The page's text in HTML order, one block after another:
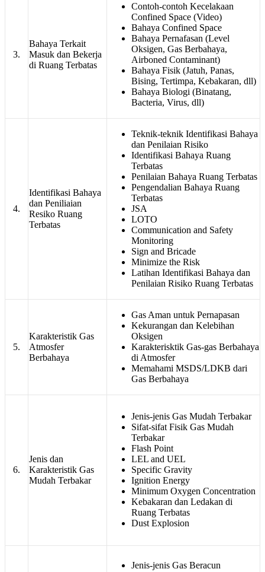
3.
Bahaya Terkait
Masuk dan Bekerja
di Ruang Terbatas
Contoh-contoh Kecelakaan
Confined Space (Video)
Bahaya Confined Space
Bahaya Pernafasan (Level
Oksigen, Gas Berbahaya,
Airboned Contaminant)
Bahaya Fisik (Jatuh, Panas,
Bising, Tertimpa, Kebakaran, dll)
Bahaya Biologi (Binatang,
Bacteria, Virus, dll)
4.
Identifikasi Bahaya
dan Peniliaian
Resiko Ruang
Terbatas
Teknik-teknik Identifikasi Bahaya
dan Penilaian Risiko
Identifikasi Bahaya Ruang
Terbatas
Penilaian Bahaya Ruang Terbatas
Pengendalian Bahaya Ruang
Terbatas
JSA
LOTO
Communication and Safety
Monitoring
Sign and Bricade
Minimize the Risk
Latihan Identifikasi Bahaya dan
Penilaian Risiko Ruang Terbatas
5.
Karakteristik Gas
Atmosfer
Berbahaya
Gas Aman untuk Pernapasan
Kekurangan dan Kelebihan
Oksigen
Karakterisktik Gas-gas Berbahaya
di Atmosfer
Memahami MSDS/LDKB dari
Gas Berbahaya
6.
Jenis dan
Karakteristik Gas
Mudah Terbakar
Jenis-jenis Gas Mudah Terbakar
Sifat-sifat Fisik Gas Mudah
Terbakar
Flash Point
LEL and UEL
Specific Gravity
Ignition Energy
Minimum Oxygen Concentration
Kebakaran dan Ledakan di
Ruang Terbatas
Dust Explosion
Jenis-jenis Gas Beracun